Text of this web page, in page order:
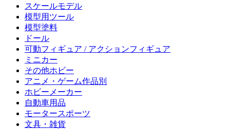
スケールモデル
模型用ツール
模型塗料
ドール
可動フィギュア / アクションフィギュア
ミニカー
その他ホビー
アニメ・ゲーム作品別
ホビーメーカー
自動車用品
モータースポーツ
文具・雑貨